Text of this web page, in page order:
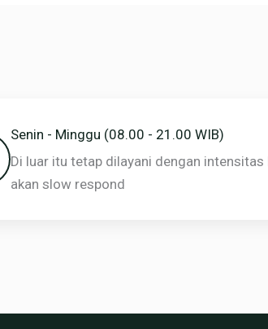
Senin - Minggu (08.00 - 21.00 WIB)
Di luar itu tetap dilayani dengan intensitas
akan slow respond